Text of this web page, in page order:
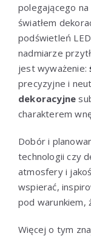
polegającego
światłem
podświetleń
nadmiarze
jest wyważenie:
precyzyjne i
dekoracyjne
charakterem
Dobór i
technologii czy
atmosfery i
wspierać,
pod warunkiem,
Więcej o tym